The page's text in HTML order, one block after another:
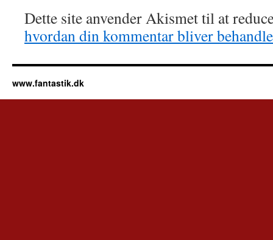
Dette site anvender Akismet til at
hvordan din kommentar bliver
www.fantastik.dk